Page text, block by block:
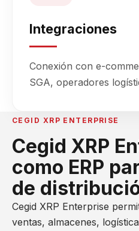
Integraciones
Conexión con e-
SGA, operadores
CEGID XRP ENTERPRISE
Cegid XRP
como ERP
de
Cegid XRP Enterprise
ventas, almacenes,